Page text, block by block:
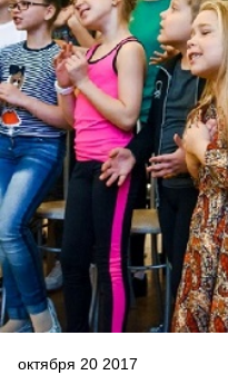
октября 20 2017